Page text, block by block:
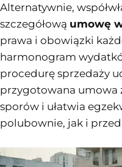
Alternatywnie,
szczegółową umowę
prawa i obowiązki
harmonogram
procedurę sprzedaży
przygotowana umowa
sporów i ułatwia
polubownie, jak i